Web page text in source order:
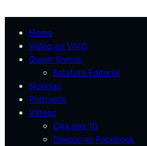
Home
Vídeo ao VIVO
Quem Somos
Estatuto Editorial
Notícias
Podcasts
Vídeos
Chá das 10
Diretos no Facebook